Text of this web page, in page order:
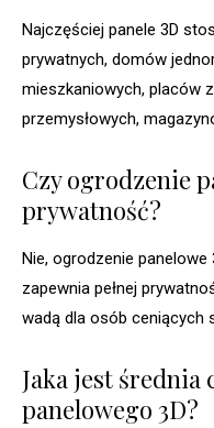
Najczęściej panele 3D
prywatnych, domów
mieszkaniowych, placów
przemysłowych,
Czy ogrodzenie
prywatność?
Nie, ogrodzenie
zapewnia pełnej
wadą dla osób ceniących
Jaka jest średnia
panelowego 3D?